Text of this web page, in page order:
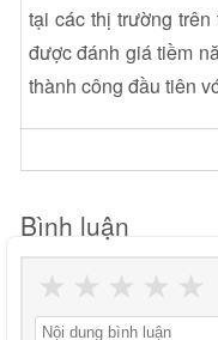
tại các thị trường
được đánh giá tiềm
thành công đầu tiên
Bình luận
★
★
★
★
★